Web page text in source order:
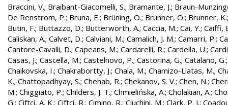
Braccini, V.; Braibant-Giacomelli, S.; Bramante, J.; Braun-
De Renstrom, P.; Bruna, E.; Brüning, O.; Brunner, O.; Brunner, K.
Butin, F.; Buttazzo, D.; Butterworth, A.; Caccia, M.; Cai, Y.; Caiffi,
Caliskan, A.; Calvet, D.; Calviani, M.; Camalich, J. M.; Camarri, P.;
Cantore-Cavalli, D.; Capeans, M.; Cardarelli, R.; Cardella, U.;
Casas, J.; Cascella, M.; Castelnovo, P.; Castorina, G.; Catalano, G.
Chaikovska, I.; Chakrabortty, J.; Chala, M.; Chamizo-Llatas, M.;
K.; Chattopadhyay, S.; Chehab, R.; Chekanov, S. V.; Chen, N.;
M.; Chiggiato, P.; Childers, J. T.; Chmielińska, A.; Cholakian, A.;
G.; Ciftci, A. K.; Ciftci, R.; Cimino, R.; Ciuchini, M.; Clark, P. J.;